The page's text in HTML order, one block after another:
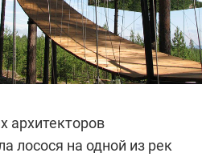
архитекторов
лосося на одной из рек